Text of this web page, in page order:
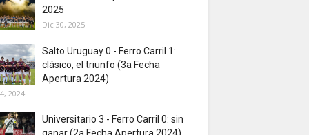
2025
Dic 30, 2025
Salto Uruguay 0 - Ferro Carril 1:
clásico, el triunfo (3a Fecha
Apertura 2024)
2024
Universitario 3 - Ferro Carril 0: sin